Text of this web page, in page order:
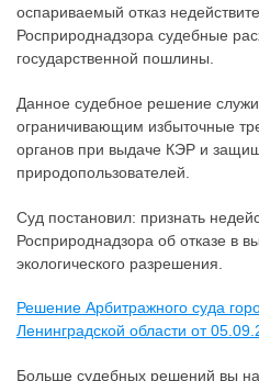
оспариваемый отказ
Росприроднадзора судебные
государственной пошлины.
Данное судебное решение
ограничивающим избыточные
органов при выдаче КЭР и
природопользователей.
Суд постановил: признать
Росприроднадзора об отказе в
экологического разрешения.
Решение Арбитражного суда
Ленинградской области от
Больше судебных решений вы